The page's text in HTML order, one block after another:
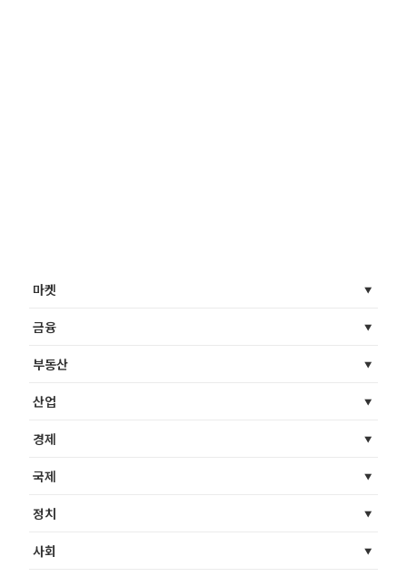
마켓
금융
부동산
산업
경제
국제
정치
사회